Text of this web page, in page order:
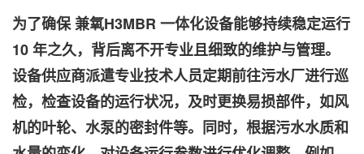
为了确保兼氧H3MBR 一体化设备能够持续稳定运行
10 年之久，背后离不开专业且细致的维护与管理。
设备供应商派遣专业技术人员定期前往污水厂进行巡
检，检查设备的运行状况，及时更换易损部件，如风
机的叶轮、水泵的密封件等。同时，根据污水水质和